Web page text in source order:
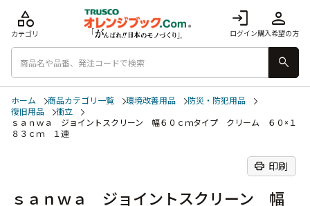
login
ログイン
person
購入希望の方
category
カテゴリ
search
ホーム 商品カテゴリ一覧 環境改善用品
防災・防犯用品
復旧用品
衝立
ｓａｎｗａ ジョイントスクリーン 幅６０ｃｍタイプ クリーム ６０×１
８３ｃｍ １連
print 印刷
ｓａｎｗａ ジョイントスクリーン 幅